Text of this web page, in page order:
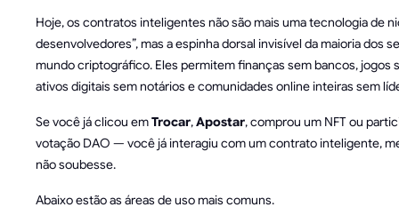
Hoje, os contratos inteligentes não são mais uma tecnologia de
desenvolvedores”, mas a espinha dorsal invisível da maioria dos
mundo criptográfico. Eles permitem finanças sem bancos, jogos
ativos digitais sem notários e comunidades online inteiras sem
Se você já clicou emTrocar,Apostar, comprou um NFT ou
votação DAO — você já interagiu com um contrato inteligente,
não soubesse.
Abaixo estão as áreas de uso mais comuns.